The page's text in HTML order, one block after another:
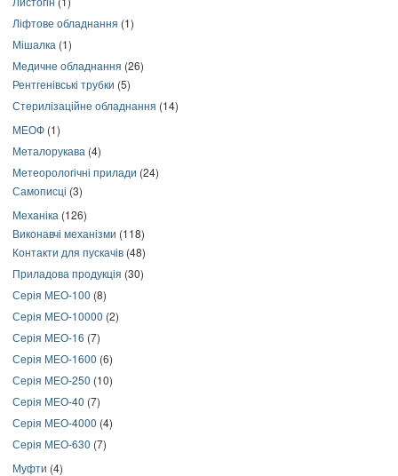
Ліфтове обладнання (1)
Мішалка (1)
Медичне обладнання (26)
Рентгенівські трубки (5)
Стерилізаційне обладнання (14)
МЕОФ (1)
Металорукава (4)
Метеорологічні прилади (24)
Самописці (3)
Механіка (126)
Виконавчі механізми (118)
Контакти для пускачів (48)
Приладова продукція (30)
Серія МЕО-100 (8)
Серія МЕО-10000 (2)
Серія МЕО-16 (7)
Серія МЕО-1600 (6)
Серія МЕО-250 (10)
Серія МЕО-40 (7)
Серія МЕО-4000 (4)
Серія МЕО-630 (7)
Муфти (4)